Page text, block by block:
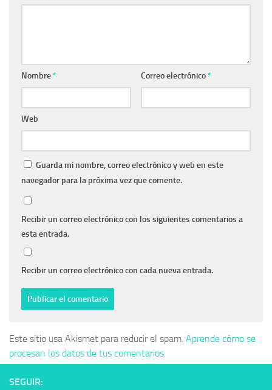
Nombre* Correo electrónico*
Web
Guarda mi nombre, correo electrónico y web en este
navegador para la próxima vez que comente.
Recibir un correo electrónico con los siguientes comentarios a
esta entrada.
Recibir un correo electrónico con cada nueva entrada.
Este sitio usa Akismet para reducir el spam. Aprende cómo se
procesan los datos de tus comentarios.
SEGUIR: